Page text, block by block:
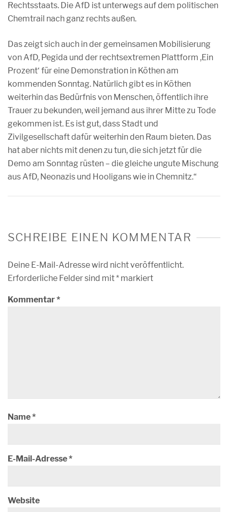
Rechtsstaats. Die AfD ist unterwegs auf dem politischen
Chemtrail nach ganz rechts außen.
Das zeigt sich auch in der gemeinsamen Mobilisierung
von AfD, Pegida und der rechtsextremen Plattform ,Ein
Prozent‘ für eine Demonstration in Köthen am
kommenden Sonntag. Natürlich gibt es in Köthen
weiterhin das Bedürfnis von Menschen, öffentlich ihre
Trauer zu bekunden, weil jemand aus ihrer Mitte zu Tode
gekommen ist. Es ist gut, dass Stadt und
Zivilgesellschaft dafür weiterhin den Raum bieten. Das
hat aber nichts mit denen zu tun, die sich jetzt für die
Demo am Sonntag rüsten – die gleiche ungute Mischung
aus AfD, Neonazis und Hooligans wie in Chemnitz.“
SCHREIBE EINEN KOMMENTAR
Deine E-Mail-Adresse wird nicht veröffentlicht.
Erforderliche Felder sind mit* markiert
Kommentar*
Name*
E-Mail-Adresse*
Website